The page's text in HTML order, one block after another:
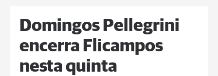
Domingos Pellegrini
encerra Flicampos
nesta quinta